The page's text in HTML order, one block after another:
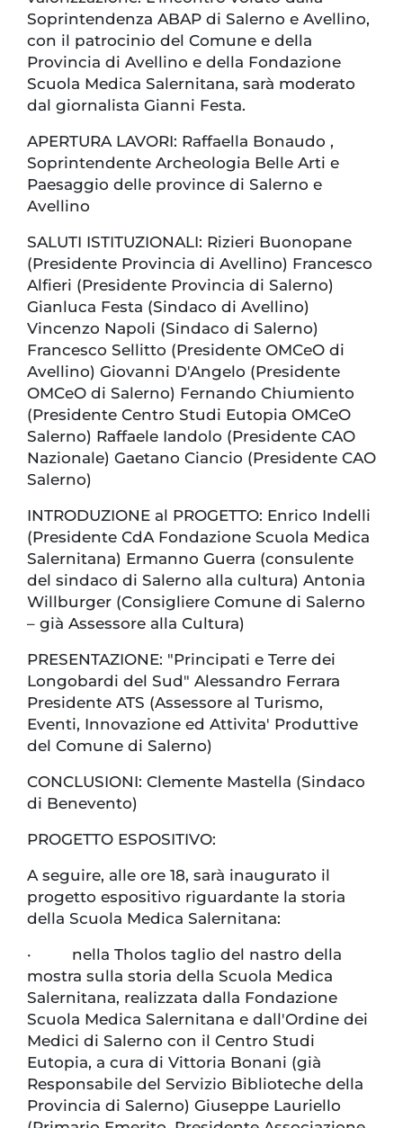
Soprintendenza ABAP di Salerno e Avellino,
con il patrocinio del Comune e della
Provincia di Avellino e della Fondazione
Scuola Medica Salernitana, sarà moderato
dal giornalista Gianni Festa.
APERTURA LAVORI: Raffaella Bonaudo ,
Soprintendente Archeologia Belle Arti e
Paesaggio delle province di Salerno e
Avellino
SALUTI ISTITUZIONALI: Rizieri Buonopane
(Presidente Provincia di Avellino) Francesco
Alfieri (Presidente Provincia di Salerno)
Gianluca Festa (Sindaco di Avellino)
Vincenzo Napoli (Sindaco di Salerno)
Francesco Sellitto (Presidente OMCeO di
Avellino) Giovanni D'Angelo (Presidente
OMCeO di Salerno) Fernando Chiumiento
(Presidente Centro Studi Eutopia OMCeO
Salerno) Raffaele Iandolo (Presidente CAO
Nazionale) Gaetano Ciancio (Presidente CAO
Salerno)
INTRODUZIONE al PROGETTO: Enrico Indelli
(Presidente CdA Fondazione Scuola Medica
Salernitana) Ermanno Guerra (consulente
del sindaco di Salerno alla cultura) Antonia
Willburger (Consigliere Comune di Salerno
– già Assessore alla Cultura)
PRESENTAZIONE: "Principati e Terre dei
Longobardi del Sud" Alessandro Ferrara
Presidente ATS (Assessore al Turismo,
Eventi, Innovazione ed Attivita' Produttive
del Comune di Salerno)
CONCLUSIONI: Clemente Mastella (Sindaco
di Benevento)
PROGETTO ESPOSITIVO:
A seguire, alle ore 18, sarà inaugurato il
progetto espositivo riguardante la storia
della Scuola Medica Salernitana:
· nella Tholos taglio del nastro della
mostra sulla storia della Scuola Medica
Salernitana, realizzata dalla Fondazione
Scuola Medica Salernitana e dall'Ordine dei
Medici di Salerno con il Centro Studi
Eutopia, a cura di Vittoria Bonani (già
Responsabile del Servizio Biblioteche della
Provincia di Salerno) Giuseppe Lauriello